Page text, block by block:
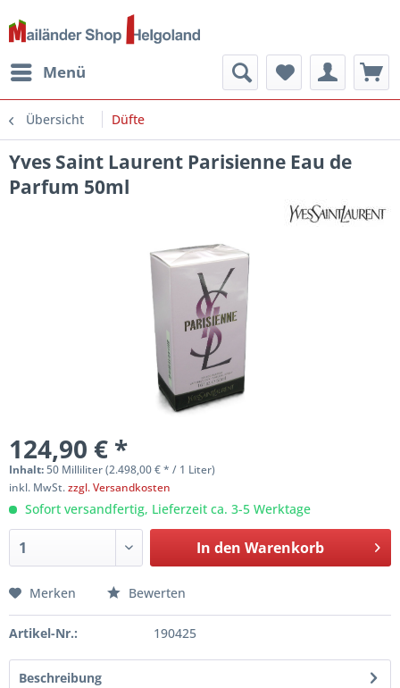
Menü
Übersicht Düfte
Yves Saint Laurent Parisienne Eau de
Parfum 50ml
124,90 € *
Inhalt:50 Milliliter (2.498,00 € * / 1 Liter)
inkl. MwSt.zzgl. Versandkosten
Sofort versandfertig, Lieferzeit ca. 3-5 Werktage
In den Warenkorb
Merken Bewerten
Artikel-Nr.: 190425
Beschreibung